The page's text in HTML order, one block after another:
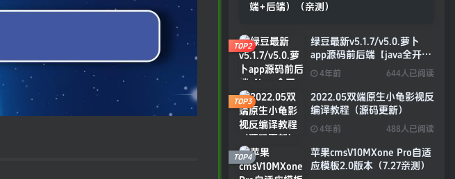
端+后端）（亲测）
绿豆最新v5.1.7/v5.0.萝卜
app源码前后端【java全开源
免授权】
4年前 644人已阅读
TOP2
2022.05双端原生小龟影视反
编译教程（源码更新）
4年前 488人已阅读
TOP3
苹果cmsV10MXone Pro自适
应模板2.0版本（7.27亲测）
TOP4